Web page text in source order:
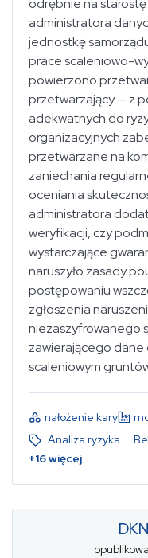
odrębnie na
administratora
jednostkę
prace scaleniowo-
powierzono
przetwarzający — z
adekwatnych do
organizacyjnych
przetwarzane na
zaniechania
oceniania
administratora
weryfikacji, czy
wystarczające
naruszyło zasady
postępowaniu
zgłoszenia
niezaszyfrowanego
zawierającego
scaleniowym
nałożenie kary
Analiza ryzyka
+16więcej